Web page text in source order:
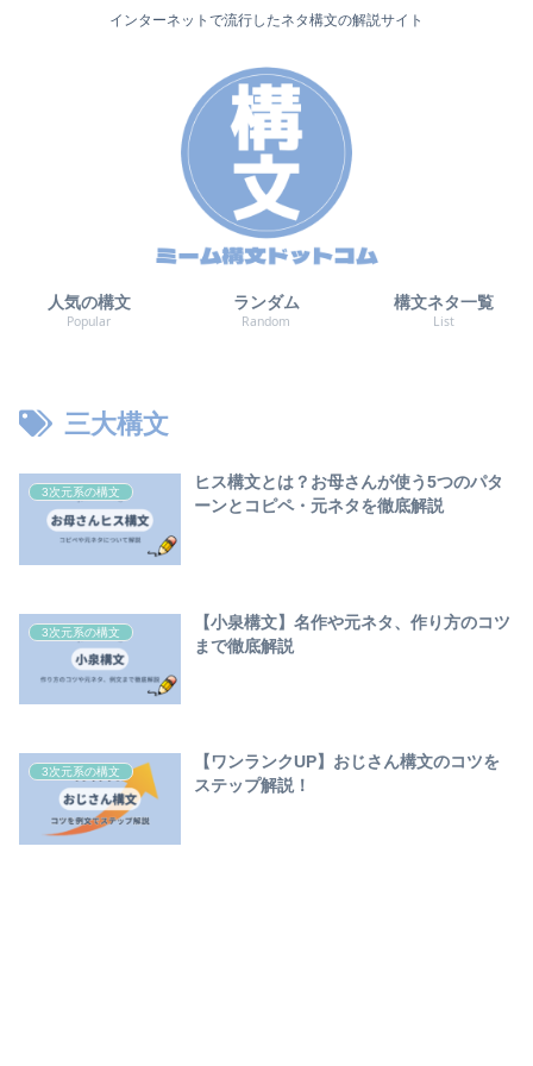
インターネットで流行したネタ構文の解説サイト
人気の構文
Popular
ランダム
Random
構文ネタ一覧
List
三大構文
3次元系の構文
ヒス構文とは？お母さんが使う5つのパタ
ーンとコピペ・元ネタを徹底解説
3次元系の構文
【小泉構文】名作や元ネタ、作り方のコツ
まで徹底解説
3次元系の構文
【ワンランクUP】おじさん構文のコツを
ステップ解説！